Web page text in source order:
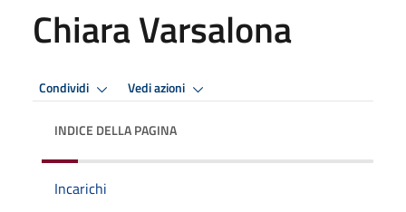
Chiara Varsalona
Condividi Vedi azioni
INDICE DELLA PAGINA
Incarichi